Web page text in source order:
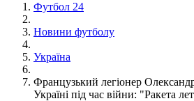
Футбол 24
Новини футболу
Україна
Французький легіонер
Україні під час війни: "Ракета